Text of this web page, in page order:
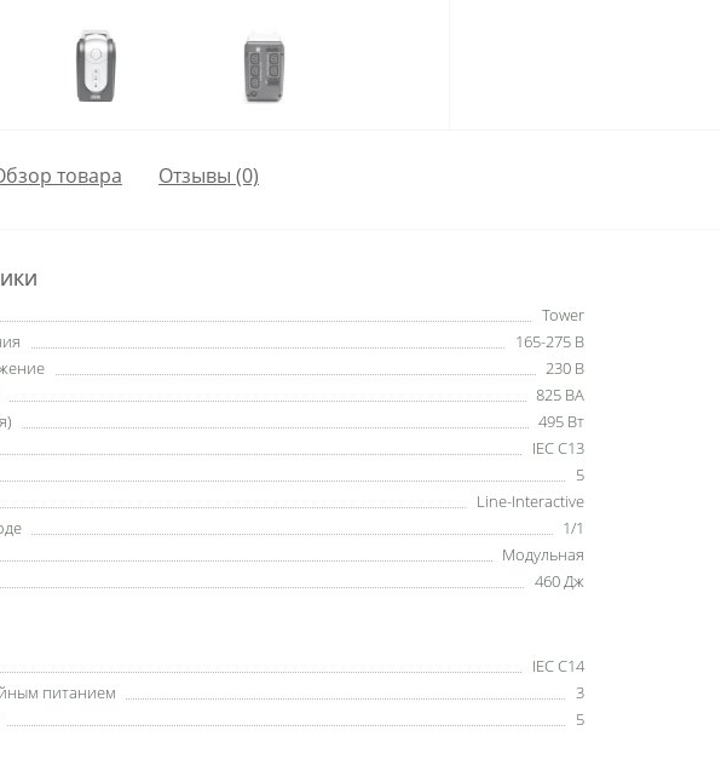
товара Отзывы (0)
Tower
165-275 В
230 В
825 ВА
495 Вт
IEC C13
5
Line-Interactive
1/1
Модульная
460 Дж
IEC C14
питанием
3
5